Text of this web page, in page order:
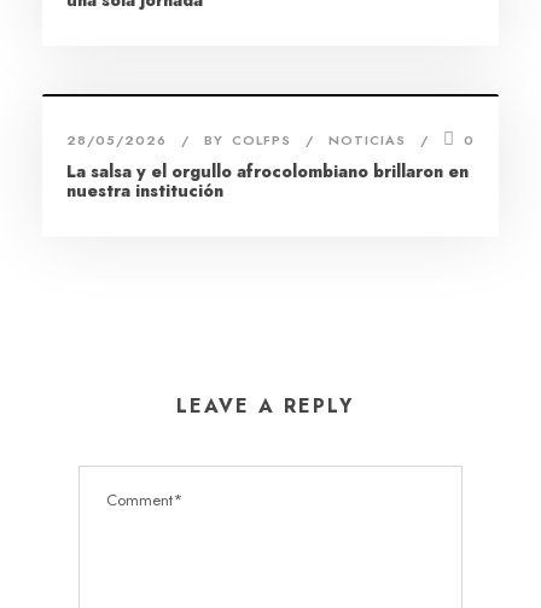
28/05/2026 BY COLFPS NOTICIAS 0
La salsa y el orgullo afrocolombiano brillaron en
nuestra institución
LEAVE A REPLY